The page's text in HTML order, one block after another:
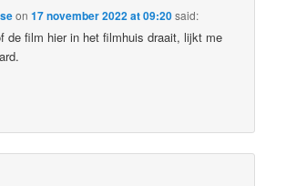
on17 november 2022 at 09:20said:
de film hier in het filmhuis draait, lijkt me